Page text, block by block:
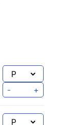
- +